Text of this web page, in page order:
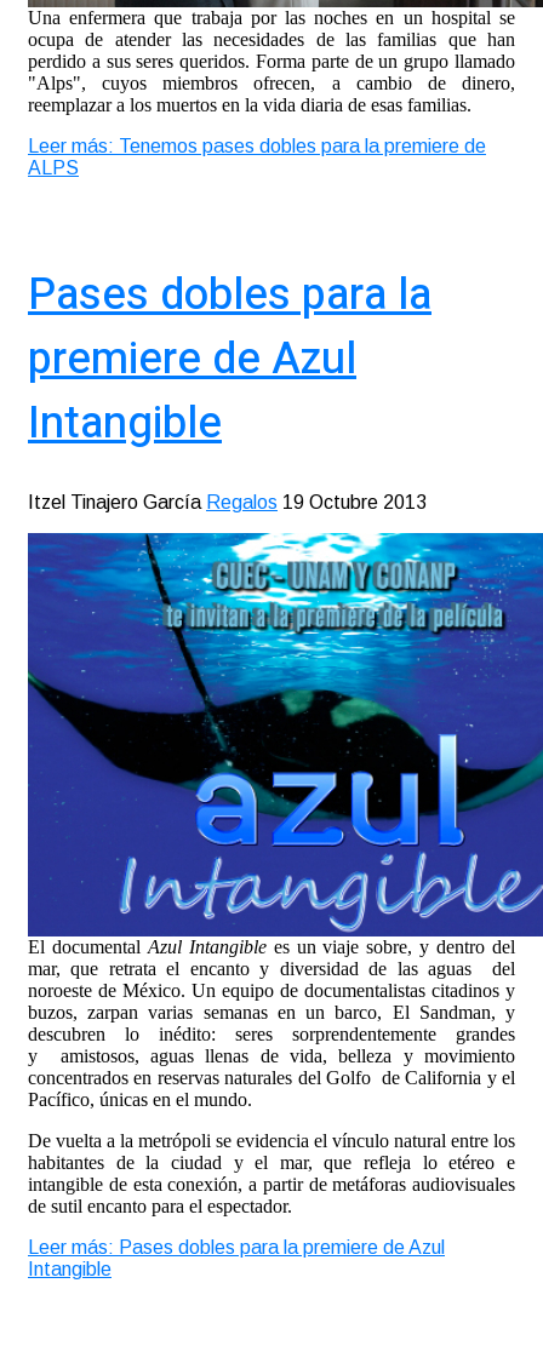
Una enfermera que trabaja por las noches en un hospital se
ocupa de atender las necesidades de las familias que han
perdido a sus seres queridos. Forma parte de un grupo llamado
"Alps", cuyos miembros ofrecen, a cambio de dinero,
reemplazar a los muertos en la vida diaria de esas familias.
Leer más: Tenemos pases dobles para la premiere de
ALPS
Pases dobles para la
premiere de Azul
Intangible
Itzel Tinajero García Regalos 19 Octubre 2013
El documental Azul Intangiblees un viaje sobre, y dentro del
mar, que retrata el encanto y diversidad de las aguas del
noroeste de México. Un equipo de documentalistas citadinos y
buzos, zarpan varias semanas en un barco, El Sandman, y
descubren lo inédito: seres sorprendentemente grandes
y amistosos, aguas llenas de vida, belleza y movimiento
concentrados en reservas naturales del Golfo de California y el
Pacífico, únicas en el mundo.
De vuelta a la metrópoli se evidencia el vínculo natural entre los
habitantes de la ciudad y el mar, que refleja lo etéreo e
intangible de esta conexión, a partir de metáforas audiovisuales
de sutil encanto para el espectador.
Leer más: Pases dobles para la premiere de Azul
Intangible